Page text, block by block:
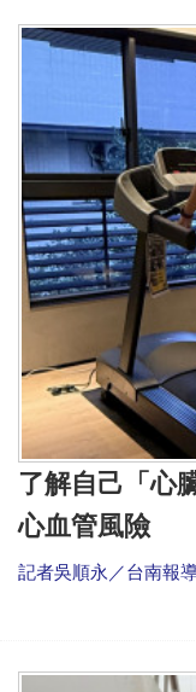
了解自己「心
心血管風險
記者吳順永／台南報